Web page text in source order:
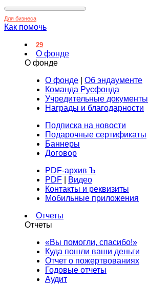
Для бизнеса
Как помочь
29
О фонде
О фонде
О фонде
Об эндаументе
Команда Русфонда
Учредительные документы
Награды и благодарности
Подписка на новости
Подарочные сертификаты
Баннеры
Договор
PDF-архив Ъ
PDF
Видео
Контакты и реквизиты
Мобильные приложения
Отчеты
Отчеты
«Вы помогли, спасибо!»
Куда пошли ваши деньги
Отчет о пожертвованиях
Годовые отчеты
Аудит